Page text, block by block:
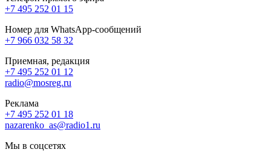
+7 495 252 01 15
Номер для WhatsApp-сообщений
+7 966 032 58 32
Приемная, редакция
+7 495 252 01 12
radio@mosreg.ru
Реклама
+7 495 252 01 18
nazarenko_as@radio1.ru
Мы в соцсетях